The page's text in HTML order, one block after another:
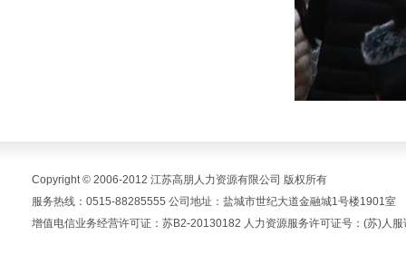
Copyright © 2006-2012 江苏高朋人力资源有限公司 版权所有
服务热线：0515-88285555 公司地址：盐城市世纪大道金融城1号楼1901室
增值电信业务经营许可证：苏B2-20130182 人力资源服务许可证号：(苏)人